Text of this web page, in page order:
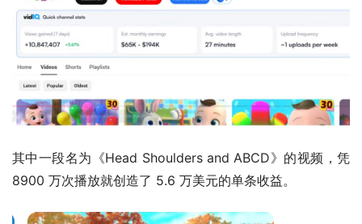
其中一段名为《Head Shoulders and ABCD》的视频，凭
8900 万次播放就创造了 5.6 万美元的单条收益。